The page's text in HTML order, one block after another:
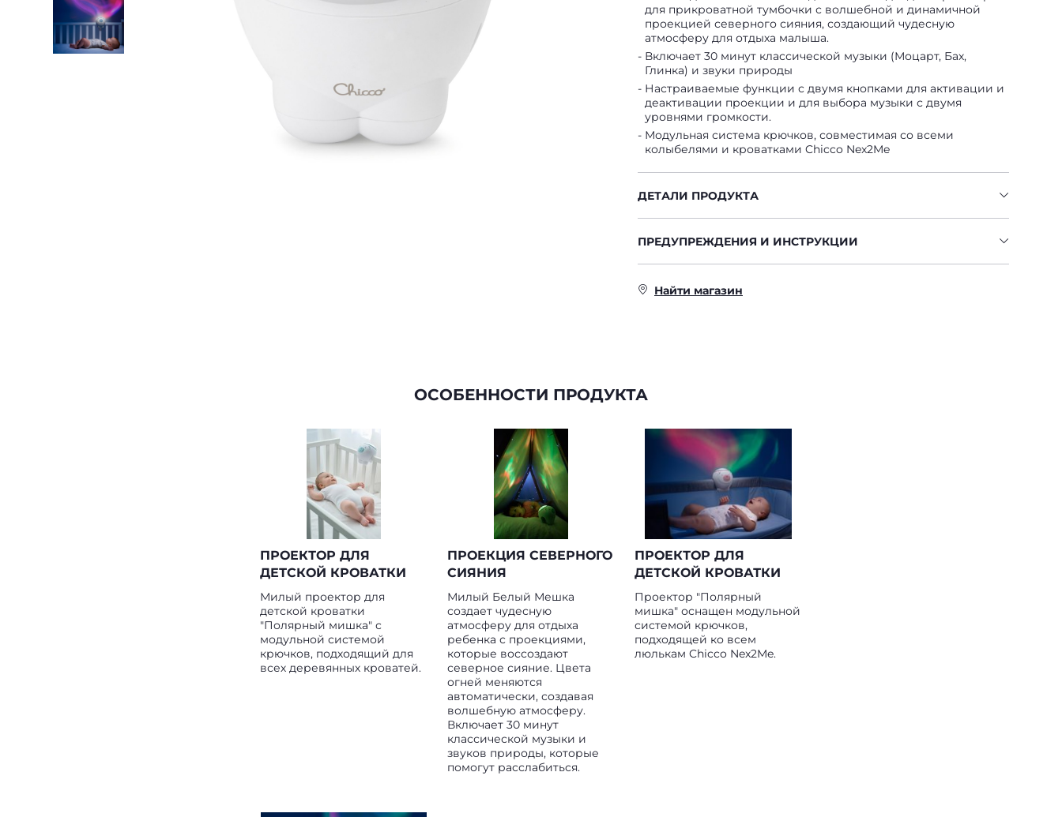
для прикроватной тумбочки с волшебной и динамичной
проекцией северного сияния, создающий чудесную
атмосферу для отдыха малыша.
Включает 30 минут классической музыки (Моцарт, Бах,
Глинка) и звуки природы
Настраиваемые функции с двумя кнопками для активации и
деактивации проекции и для выбора музыки с двумя
уровнями громкости.
Модульная система крючков, совместимая со всеми
колыбелями и кроватками Chicco Nex2Me
ДЕТАЛИ ПРОДУКТА
ПРЕДУПРЕЖДЕНИЯ И ИНСТРУКЦИИ
Найти магазин
ОСОБЕННОСТИ ПРОДУКТА
ПРОЕКТОР ДЛЯ
ДЕТСКОЙ КРОВАТКИ
Милый проектор для
детской кроватки
"Полярный мишка" с
модульной системой
крючков, подходящий для
всех деревянных кроватей.
ПРОЕКЦИЯ СЕВЕРНОГО
СИЯНИЯ
Милый Белый Мешка
создает чудесную
атмосферу для отдыха
ребенка с проекциями,
которые воссоздают
северное сияние. Цвета
огней меняются
автоматически, создавая
волшебную атмосферу.
Включает 30 минут
классической музыки и
звуков природы, которые
помогут расслабиться.
ПРОЕКТОР ДЛЯ
ДЕТСКОЙ КРОВАТКИ
Проектор "Полярный
мишка" оснащен модульной
системой крючков,
подходящей ко всем
люлькам Chicco Nex2Me.